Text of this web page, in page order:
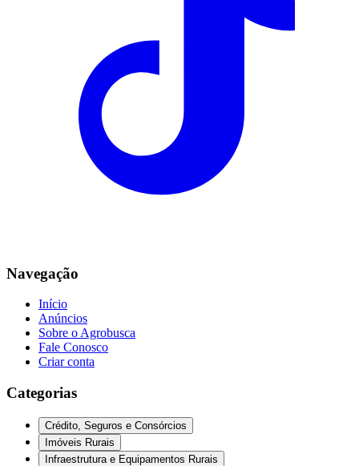
Navegação
Início
Anúncios
Sobre o Agrobusca
Fale Conosco
Criar conta
Categorias
Crédito, Seguros e Consórcios
Imóveis Rurais
Infraestrutura e Equipamentos Rurais